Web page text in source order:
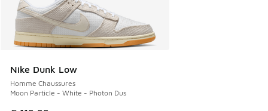
Nike Dunk Low
Homme Chaussures
Moon Particle - White - Photon Dus